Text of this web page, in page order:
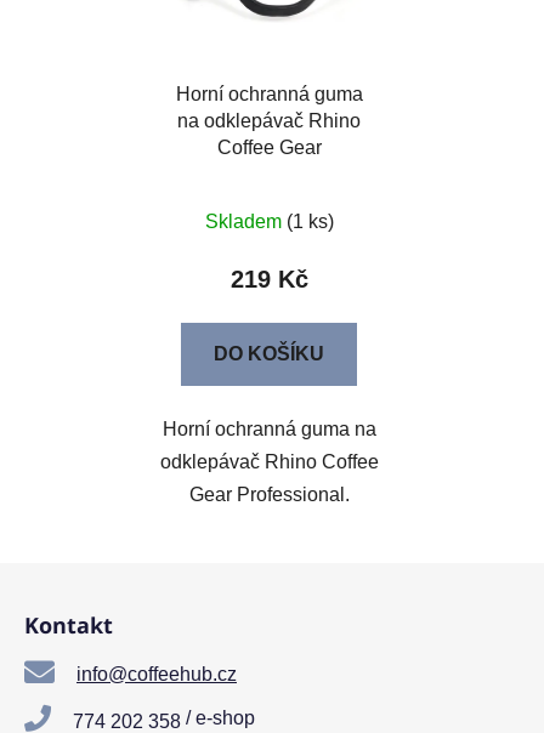
Horní ochranná guma
na odklepávač Rhino
Coffee Gear
Skladem (1 ks)
219 Kč
DO KOŠÍKU
Horní ochranná guma na
odklepávač Rhino Coffee
Gear Professional.
Kontakt
info@coffeehub.cz
774 202 358 / e-shop